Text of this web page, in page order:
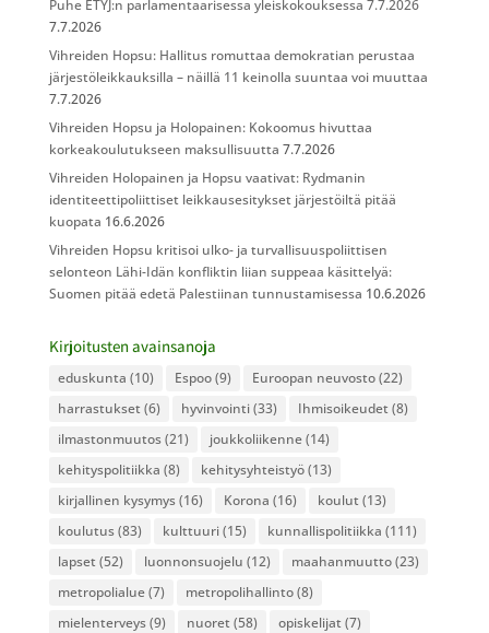
Puhe ETYJ:n parlamentaarisessa yleiskokouksessa 7.7.2026
7.7.2026
Vihreiden Hopsu: Hallitus romuttaa demokratian perustaa
järjestöleikkauksilla – näillä 11 keinolla suuntaa voi muuttaa
7.7.2026
Vihreiden Hopsu ja Holopainen: Kokoomus hivuttaa
korkeakoulutukseen maksullisuutta 7.7.2026
Vihreiden Holopainen ja Hopsu vaativat: Rydmanin
identiteettipoliittiset leikkausesitykset järjestöiltä pitää
kuopata 16.6.2026
Vihreiden Hopsu kritisoi ulko- ja turvallisuuspoliittisen
selonteon Lähi-Idän konfliktin liian suppeaa käsittelyä:
Suomen pitää edetä Palestiinan tunnustamisessa 10.6.2026
Kirjoitusten avainsanoja
eduskunta (10) Espoo(9) Euroopan neuvosto(22)
harrastukset (6) hyvinvointi(33) Ihmisoikeudet (8)
ilmastonmuutos(21) joukkoliikenne(14)
kehityspolitiikka (8) kehitysyhteistyö(13)
kirjallinen kysymys(16) Korona (16) koulut (13)
koulutus(83) kulttuuri(15) kunnallispolitiikka (111)
lapset (52) luonnonsuojelu (12) maahanmuutto(23)
metropolialue(7) metropolihallinto(8)
mielenterveys(9) nuoret (58) opiskelijat (7)